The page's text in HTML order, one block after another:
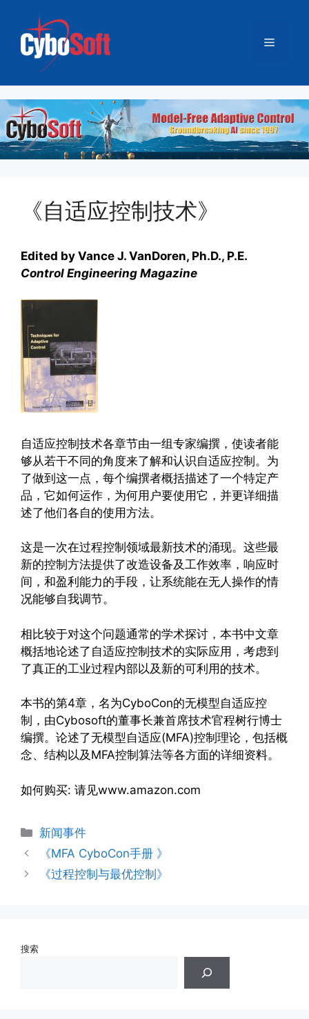
菜
单
《自适应控制技术》
Edited by Vance J. VanDoren, Ph.D., P.E.
Control Engineering Magazine
自适应控制技术各章节由一组专家编撰，使读者能
够从若干不同的角度来了解和认识自适应控制。为
了做到这一点，每个编撰者概括描述了一个特定产
品，它如何运作，为何用户要使用它，并更详细描
述了他们各自的使用方法。
这是一次在过程控制领域最新技术的涌现。这些最
新的控制方法提供了改造设备及工作效率，响应时
间，和盈利能力的手段，让系统能在无人操作的情
况能够自我调节。
相比较于对这个问题通常的学术探讨，本书中文章
概括地论述了自适应控制技术的实际应用，考虑到
了真正的工业过程内部以及新的可利用的技术。
本书的第4章，名为CyboCon的无模型自适应控
制，由Cybosoft的董事长兼首席技术官程树行博士
编撰。论述了无模型自适应(MFA)控制理论，包括概
念、结构以及MFA控制算法等各方面的详细资料。
如何购买: 请见www.amazon.com
分
类
新闻事件
《MFA CyboCon手册 》
《过程控制与最优控制》
搜索